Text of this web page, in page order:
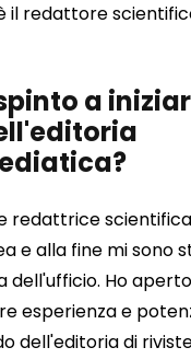
il redattore
a
redattrice
e alla fine mi sono
dell'ufficio. Ho
esperienza e
dell'editoria di